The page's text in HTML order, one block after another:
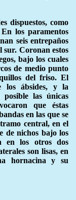
dispuestos, como
los paramentos
seis entrepaños
sur. Coronan estos
bajo los cuales
de medio punto
del friso. El
los ábsides, y la
posible las únicas
que éstas
en las que se
central, en el
de nichos bajo los
en los otros dos
son lisas, en
hornacina y su